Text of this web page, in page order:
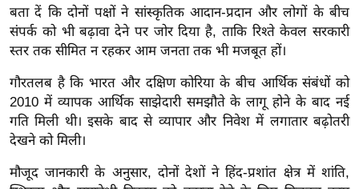
न्यू
ज
फ
म
नो
रं
ज
बता दें कि दोनों पक्षों ने सांस्कृतिक आदान-प्रदान और लोगों के बीच
संपर्क को भी बढ़ावा देने पर जोर दिया है, ताकि रिश्ते केवल सरकारी
स्तर तक सीमित न रहकर आम जनता तक भी मजबूत हों।
गौरतलब है कि भारत और दक्षिण कोरिया के बीच आर्थिक संबंधों को
2010 में व्यापक आर्थिक साझेदारी समझौते के लागू होने के बाद नई
गति मिली थी। इसके बाद से व्यापार और निवेश में लगातार बढ़ोतरी
देखने को मिली।
मौजूद जानकारी के अनुसार, दोनों देशों ने हिंद-प्रशांत क्षेत्र में शांति,